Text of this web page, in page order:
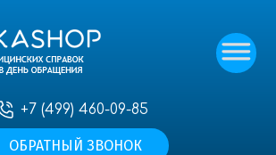
+7 (499) 460-09-85
ОБРАТНЫЙ ЗВОНОК